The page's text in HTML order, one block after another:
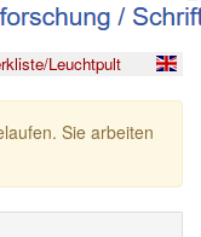
Leuchtpult
Sie arbeiten